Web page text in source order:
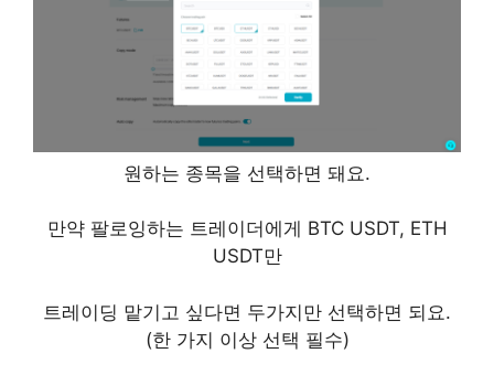
원하는 종목을 선택하면 돼요.
만약 팔로잉하는 트레이더에게 BTC USDT, ETH
USDT만
트레이딩 맡기고 싶다면 두가지만 선택하면 되요.
(한 가지 이상 선택 필수)